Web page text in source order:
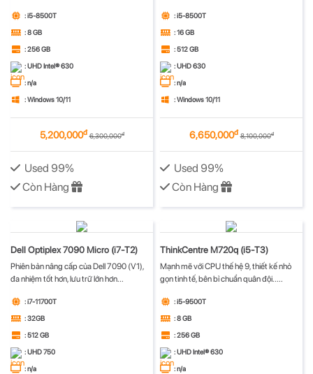
: i5-8500T
: 8 GB
: 256 GB
: UHD Intel® 630
: n/a
: Windows 10/11
5,200,000đ 6,300,000đ
Used 99%
Còn Hàng
: i5-8500T
: 16 GB
: 512 GB
: UHD 630
: n/a
: Windows 10/11
6,650,000đ 8,100,000đ
Used 99%
Còn Hàng
Dell Optiplex 7090 Micro (i7-T2)
Phiên bản nâng cấp của Dell 7090 (V1),
đa nhiệm tốt hơn, lưu trữ lớn hơn...
: i7-11700T
: 32GB
: 512 GB
: UHD 750
: n/a
ThinkCentre M720q (i5-T3)
Mạnh mẽ với CPU thế hệ 9, thiết kế nhỏ
gọn tinh tế, bên bỉ chuẩn quân đội.....
: i5-9500T
: 8 GB
: 256 GB
: UHD Intel® 630
: n/a